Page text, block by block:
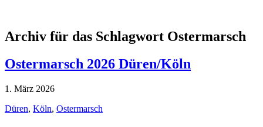
Archiv für das Schlagwort Ostermarsch
Ostermarsch 2026 Düren/Köln
1. März 2026
Düren, Köln, Ostermarsch